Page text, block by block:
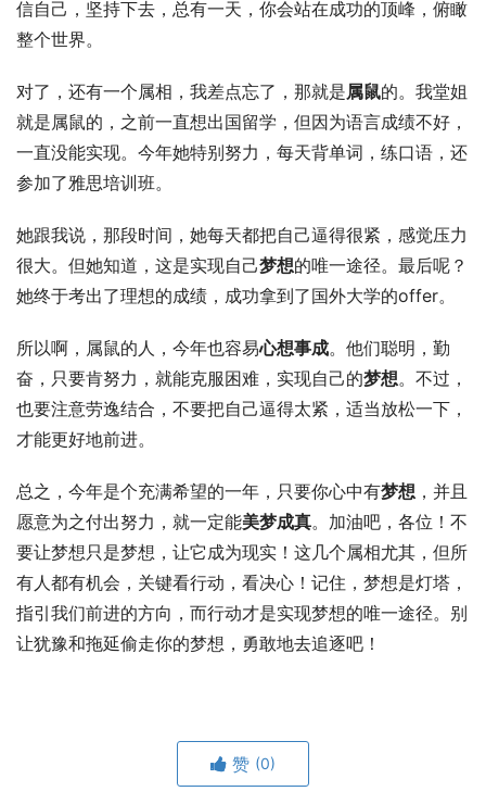
信自己，坚持下去，总有一天，你会站在成功的顶峰，俯瞰
整个世界。
对了，还有一个属相，我差点忘了，那就是属鼠的。我堂姐
就是属鼠的，之前一直想出国留学，但因为语言成绩不好，
一直没能实现。今年她特别努力，每天背单词，练口语，还
参加了雅思培训班。
她跟我说，那段时间，她每天都把自己逼得很紧，感觉压力
很大。但她知道，这是实现自己梦想的唯一途径。最后呢？
她终于考出了理想的成绩，成功拿到了国外大学的offer。
所以啊，属鼠的人，今年也容易心想事成。他们聪明，勤
奋，只要肯努力，就能克服困难，实现自己的梦想。不过，
也要注意劳逸结合，不要把自己逼得太紧，适当放松一下，
才能更好地前进。
总之，今年是个充满希望的一年，只要你心中有梦想 ，并且
愿意为之付出努力，就一定能美梦成真。加油吧，各位！不
要让梦想只是梦想，让它成为现实！这几个属相尤其，但所
有人都有机会，关键看行动，看决心！记住，梦想是灯塔，
指引我们前进的方向，而行动才是实现梦想的唯一途径。别
让犹豫和拖延偷走你的梦想，勇敢地去追逐吧！
赞 (0)